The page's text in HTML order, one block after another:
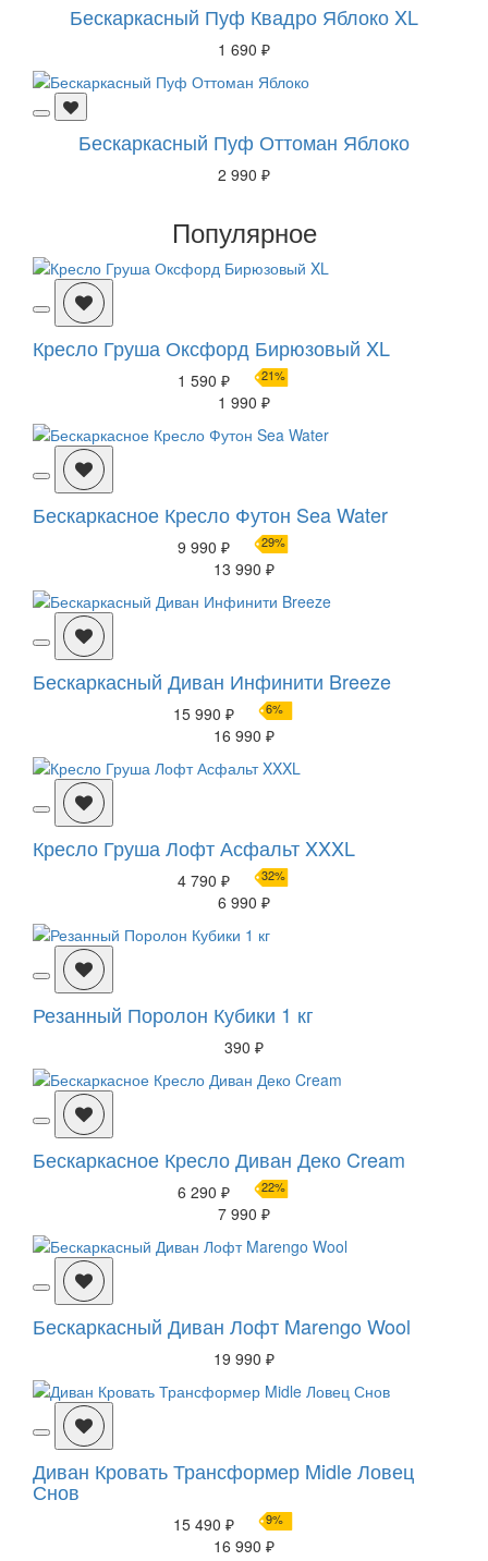
Бескаркасный Пуф Квадро Яблоко XL
1 690 ₽
Бескаркасный Пуф Оттоман Яблоко
2 990 ₽
Популярное
Кресло Груша Оксфорд Бирюзовый XL
1 590 ₽ 21%
1 990 ₽
Бескаркасное Кресло Футон Sea Water
9 990 ₽ 29%
13 990 ₽
Бескаркасный Диван Инфинити Breeze
15 990 ₽ 6%
16 990 ₽
Кресло Груша Лофт Асфальт XXXL
4 790 ₽ 32%
6 990 ₽
Резанный Поролон Кубики 1 кг
390 ₽
Бескаркасное Кресло Диван Деко Cream
6 290 ₽ 22%
7 990 ₽
Бескаркасный Диван Лофт Marengo Wool
19 990 ₽
Диван Кровать Трансформер Midle Ловец
Снов
15 490 ₽ 9%
16 990 ₽